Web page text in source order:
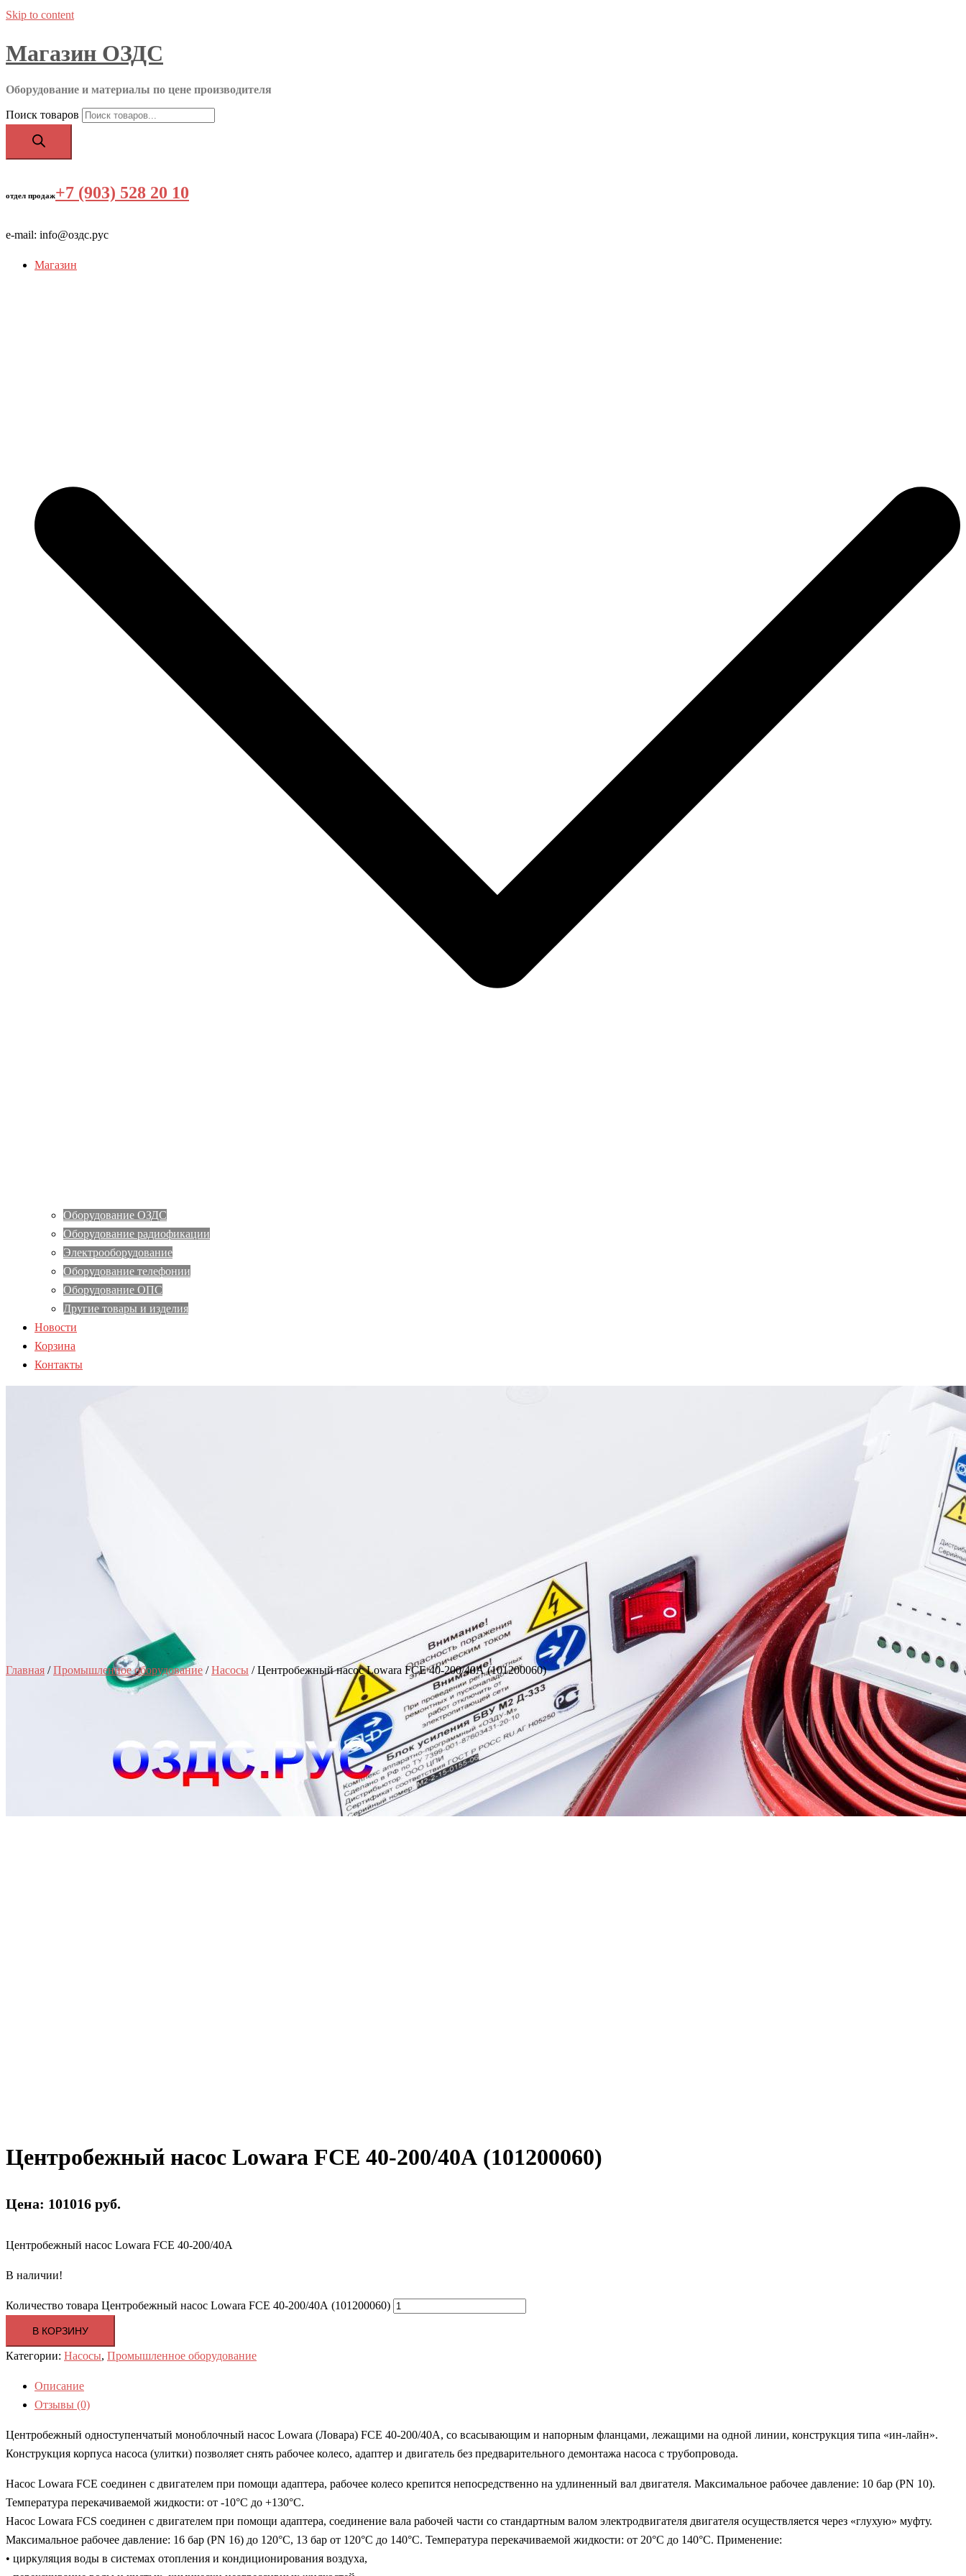
Skip to content
Магазин ОЗДС
Оборудование и материалы по цене производителя
Поиск товаров
отдел продаж+7 (903) 528 20 10
e-mail: info@оздс.рус
Магазин
Оборудование ОЗДС
Оборудование радиофикации
Электрооборудование
Оборудование телефонии
Оборудование ОПС
Другие товары и изделия
Новости
Корзина
Контакты
Главная /Промышленное оборудование /Насосы / Центробежный насос Lowara FCE 40-200/40А (101200060)
Центробежный насос Lowara FCE 40-200/40А (101200060)
Цена: 101016 руб.
Центробежный насос Lowara FCE 40-200/40А
В наличии!
Количество товара Центробежный насос Lowara FCE 40-200/40А (101200060)
В КОРЗИНУ
Категории: Насосы, Промышленное оборудование
Описание
Отзывы (0)
Центробежный одноступенчатый моноблочный насос Lowara (Ловара) FCE 40-200/40А, со всасывающим и напорным фланцами, лежащими на одной линии, конструкция типа «ин-лайн».
Конструкция корпуса насоса (улитки) позволяет снять рабочее колесо, адаптер и двигатель без предварительного демонтажа насоса с трубопровода.
Насос Lowara FCE соединен с двигателем при помощи адаптера, рабочее колесо крепится непосредственно на удлиненный вал двигателя. Максимальное рабочее давление: 10 бар (PN 10).
Температура перекачиваемой жидкости: от -10°C до +130°C.
Насос Lowara FCS соединен с двигателем при помощи адаптера, соединение вала рабочей части со стандартным валом электродвигателя двигателя осуществляется через «глухую» муфту.
Максимальное рабочее давление: 16 бар (PN 16) до 120°C, 13 бар от 120°C до 140°C. Температура перекачиваемой жидкости: от 20°C до 140°C. Применение:
• циркуляция воды в системах отопления и кондиционирования воздуха,